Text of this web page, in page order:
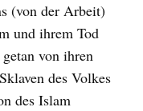
(von der Arbeit)
und ihrem Tod
von ihren
des Volkes
des Islam